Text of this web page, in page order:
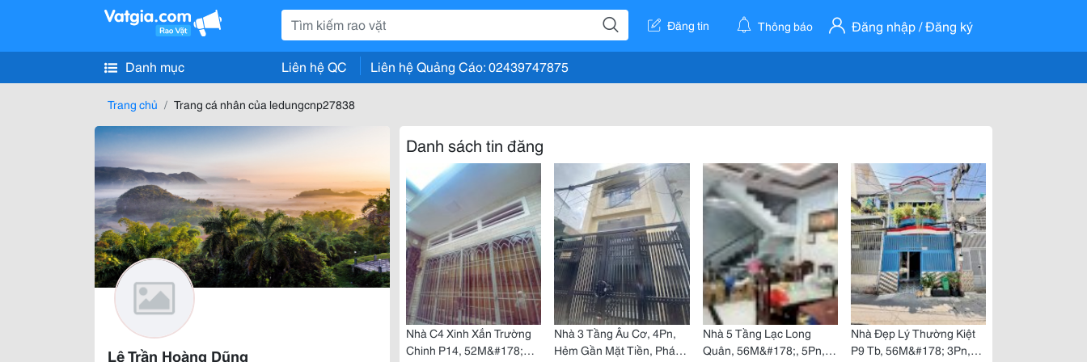
Đăng tin Thông báo Đăng nhập / Đăng ký
Danh mục Liên hệ QC Liên hệ Quảng Cáo: 02439747875
Trang chủ Trang cá nhân của ledungcnp27838
Lê Trần Hoàng Dũng
Danh sách tin đăng
Nhà C4 Xinh Xắn Trường
Chinh P14, 52M&#178;
Nhà 3 Tầng Âu Cơ, 4Pn,
Hẻm Gần Mặt Tiền, Pháp
Nhà 5 Tầng Lạc Long
Quân, 56M&#178;, 5Pn,
Nhà Đẹp Lý Thường Kiệt
P9 Tb, 56M&#178; 3Pn,